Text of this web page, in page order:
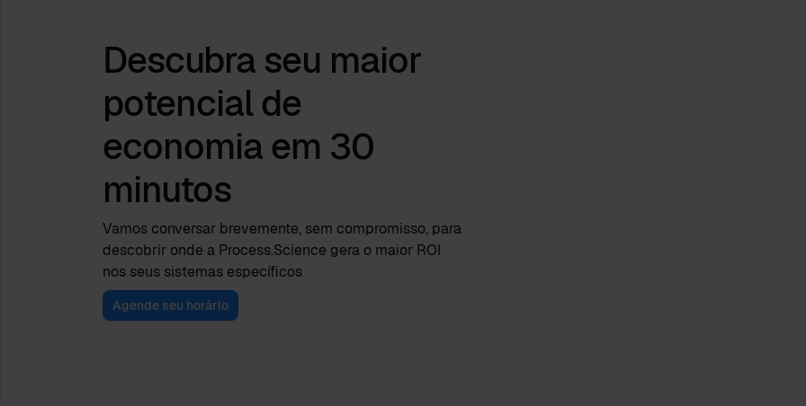
Descubra seu maior
potencial de
economia em 30
minutos
Vamos conversar brevemente, sem compromisso, para
descobrir onde a Process.Science gera o maior ROI
nos seus sistemas específicos
Agende seu horário